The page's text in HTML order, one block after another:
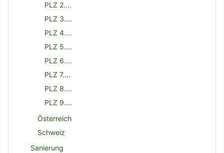
PLZ 2....
PLZ 3....
PLZ 4....
PLZ 5....
PLZ 6....
PLZ 7....
PLZ 8....
PLZ 9....
Österreich
Schweiz
Sanierung